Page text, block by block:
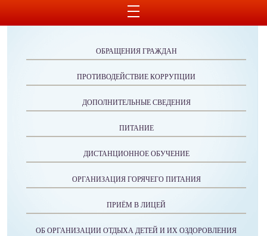
ОБРАЩЕНИЯ ГРАЖДАН
ПРОТИВОДЕЙСТВИЕ КОРРУПЦИИ
ДОПОЛНИТЕЛЬНЫЕ СВЕДЕНИЯ
ПИТАНИЕ
ДИСТАНЦИОННОЕ ОБУЧЕНИЕ
ОРГАНИЗАЦИЯ ГОРЯЧЕГО ПИТАНИЯ
ПРИЁМ В ЛИЦЕЙ
ОБ ОРГАНИЗАЦИИ ОТДЫХА ДЕТЕЙ И ИХ ОЗДОРОВЛЕНИЯ